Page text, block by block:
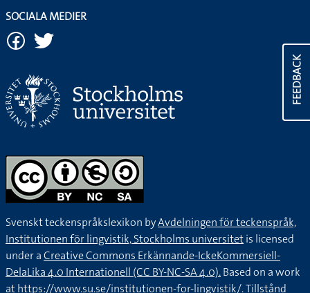
FEEDBACK
SOCIALA MEDIER
Svenskt teckenspråkslexikon byAvdelningen för teckenspråk,
Institutionen för lingvistik, Stockholms universitetis licensed
under aCreative Commons Erkännande-IckeKommersiell-
DelaLika 4.0 Internationell (CC BY-NC-SA 4.0).Based on a work
athttps://www.su.se/institutionen-for-lingvistik/. Tillstånd